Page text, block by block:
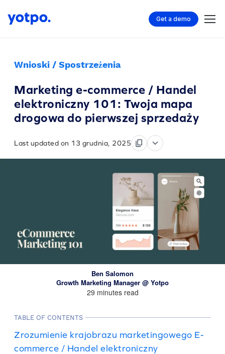
Get a demo
Wnioski / Spostrzeżenia
Marketing e-commerce / Handel
elektroniczny 101: Twoja mapa
drogowa do pierwszej sprzedaży
Last updated on 13 grudnia, 2025
Ben Salomon
Growth Marketing Manager @ Yotpo
29 minutes read
TABLE OF CONTENTS
Zrozumienie krajobrazu marketingowego E-
commerce / Handel elektroniczny